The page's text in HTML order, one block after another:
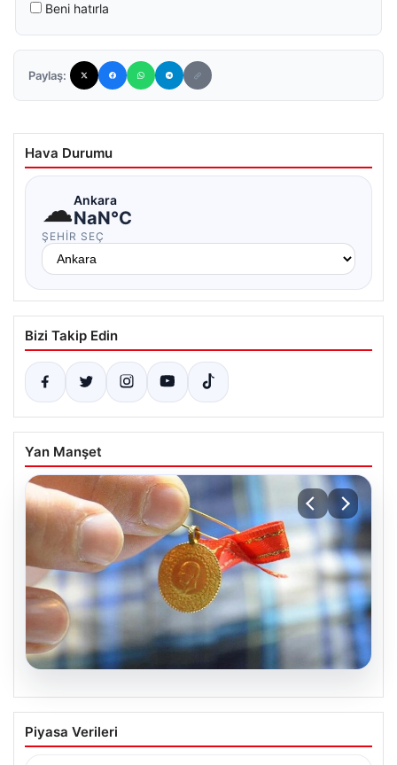
Beni hatırla
Paylaş:
Hava Durumu
☁Ankara
NaN°C
ŞEHIR SEÇ
Bizi Takip Edin
Yan Manşet
02.08.2026
8 Nisan 2026 Güncel Altın Fiyatları ve
Piyasa Değerlendirmeleri
Piyasa Verileri